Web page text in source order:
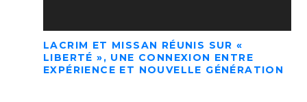
LACRIM ET MISSAN RÉUNIS SUR «
LIBERTÉ », UNE CONNEXION ENTRE
EXPÉRIENCE ET NOUVELLE GÉNÉRATION